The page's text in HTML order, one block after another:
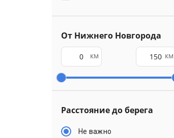
От Нижнего Новгорода
км км
Расстояние до берега
Не важно